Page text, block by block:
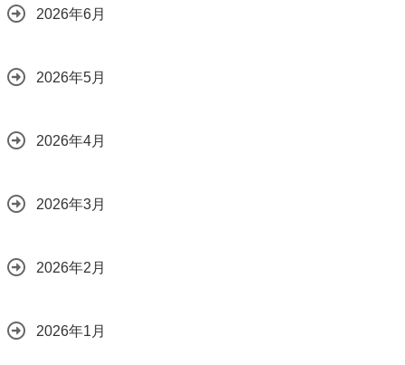
2026年6月
2026年5月
2026年4月
2026年3月
2026年2月
2026年1月